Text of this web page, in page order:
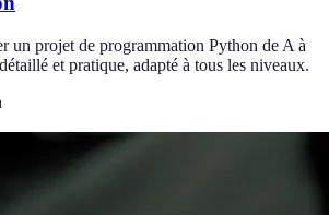
un projet de programmation Python de A à
et pratique, adapté à tous les niveaux.